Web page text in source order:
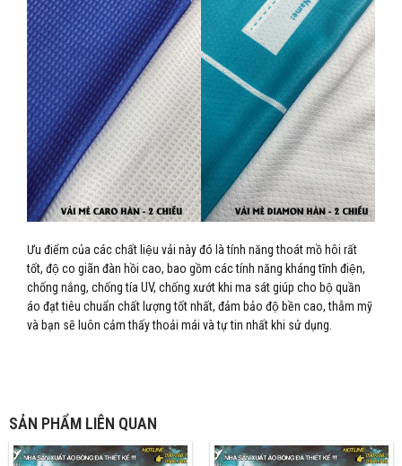
Ưu điểm của các chất liệu vải này đó là tính năng thoát mồ hôi rất
tốt, độ co giãn đàn hồi cao, bao gồm các tính năng kháng tĩnh điện,
chống nắng, chống tía UV, chống xướt khi ma sát giúp cho bộ quần
áo đạt tiêu chuẩn chất lượng tốt nhất, đảm bảo độ bền cao, thẫm mỹ
và bạn sẽ luôn cảm thấy thoải mái và tự tin nhất khi sử dụng.
SẢN PHẨM LIÊN QUAN